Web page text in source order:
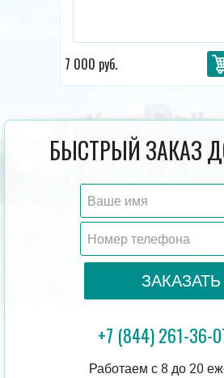
7 000 руб.
БЫСТРЫЙ ЗАКАЗ
ЗАКАЗАТЬ
+7 (844) 261-36-
Работаем с 8 до 20